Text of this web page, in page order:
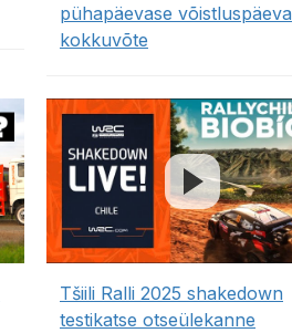
pühapäevase võistluspäeva
kokkuvõte
Tšiili Ralli 2025 shakedown
testikatse otseülekanne